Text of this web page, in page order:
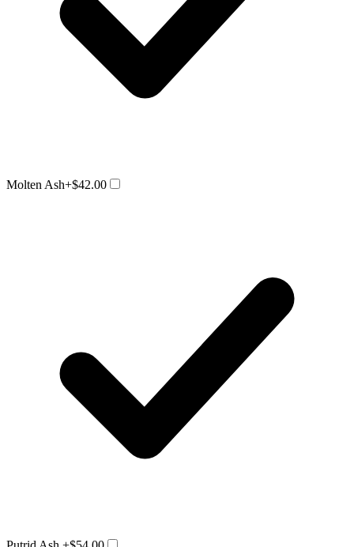
Molten Ash+$42.00